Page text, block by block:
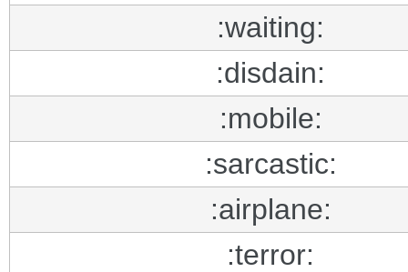
:waiting:
:disdain:
:mobile:
:sarcastic:
:airplane:
:terror: